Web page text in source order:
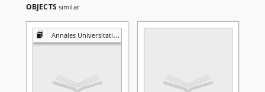
OBJECTS similar
Annales Universitatis Mariae Curie-Skłodowska. Sectio D, Medicina. Vol 46 (1991)